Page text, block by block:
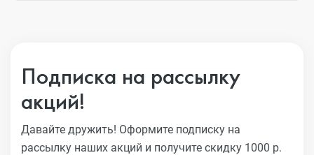
Подписка на рассылку
акций!
Давайте дружить! Оформите подписку на
рассылку наших акций и получите скидку 1000 р.